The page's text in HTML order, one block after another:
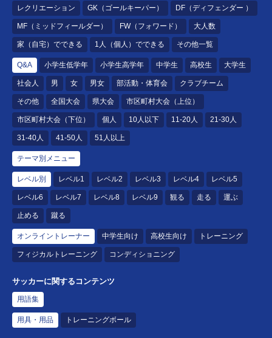
レクリエーション GK（ゴールキーパー） DF（ディフェンダー ）
MF（ミッドフィールダー） FW（フォワード） 大人数
家（自宅）でできる 1人（個人）でできる その他一覧
Q&A 小学生低学年 小学生高学年 中学生 高校生 大学生
社会人 男 女 男女 部活動・体育会 クラブチーム
その他 全国大会 県大会 市区町村大会（上位）
市区町村大会（下位） 個人 10人以下 11-20人 21-30人
31-40人 41-50人 51人以上
テーマ別メニュー
レベル別 レベル1 レベル2 レベル3 レベル4 レベル5
レベル6 レベル7 レベル8 レベル9 観る 走る 運ぶ
止める 蹴る
オンライントレーナー 中学生向け 高校生向け トレーニング
フィジカルトレーニング コンディショニング
サッカーに関するコンテンツ
用語集
用具・用品 トレーニングボール